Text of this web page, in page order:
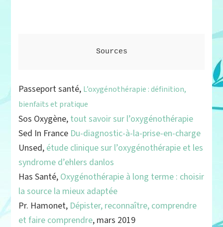
Sources
Passeport santé, L’oxygénothérapie : définition,
bienfaits et pratique
Sos Oxygène, tout savoir sur l’oxygénothérapie
Sed In France Du-diagnostic-à-la-prise-en-charge
Unsed, étude clinique sur l’oxygénothérapie et les
syndrome d’ehlers danlos
Has Santé, Oxygénothérapie à long terme : choisir
la source la mieux adaptée
Pr. Hamonet, Dépister, reconnaître, comprendre
et faire comprendre, mars 2019